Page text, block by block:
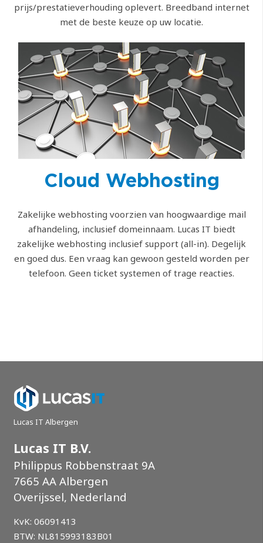
prijs/prestatieverhouding oplevert. Breedband internet
met de beste keuze op uw locatie.
Cloud Webhosting
Zakelijke webhosting voorzien van hoogwaardige mail
afhandeling, inclusief domeinnaam. Lucas IT biedt
zakelijke webhosting inclusief support (all-in). Degelijk
en goed dus. Een vraag kan gewoon gesteld worden per
telefoon. Geen ticket systemen of trage reacties.
Lucas IT Albergen
Lucas IT B.V.
Philippus Robbenstraat 9A
7665 AA Albergen
Overijssel, Nederland
KvK: 06091413
BTW: NL815993183B01